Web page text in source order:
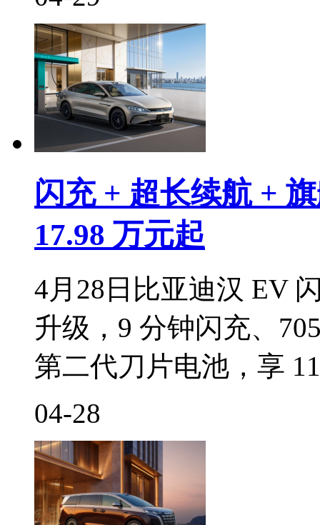
闪充 + 超长续航 +
17.98 万元起
4月28日比亚迪汉 EV
升级，9 分钟闪充、
第二代刀片电池，享
04-28